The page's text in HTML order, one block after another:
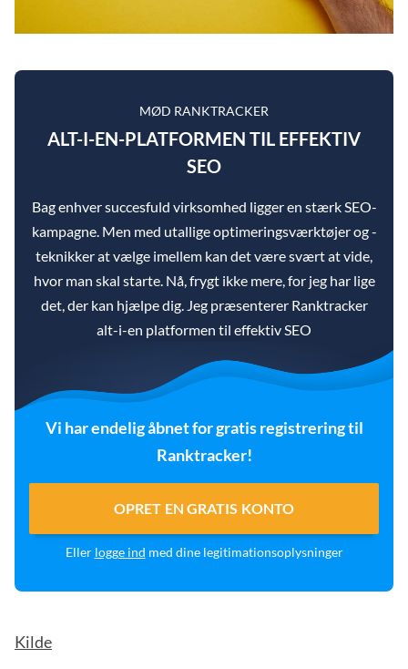
MØD RANKTRACKER
ALT-I-EN-PLATFORMEN TIL EFFEKTIV
SEO
Bag enhver succesfuld virksomhed ligger en stærk SEO-
kampagne. Men med utallige optimeringsværktøjer og -
teknikker at vælge imellem kan det være svært at vide,
hvor man skal starte. Nå, frygt ikke mere, for jeg har lige
det, der kan hjælpe dig. Jeg præsenterer Ranktracker
alt-i-en platformen til effektiv SEO
Vi har endelig åbnet for gratis registrering til
Ranktracker!
OPRET EN GRATIS KONTO
Eller logge ind med dine legitimationsoplysninger
Kilde